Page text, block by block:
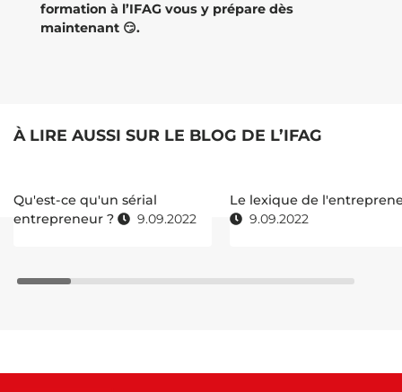
formation à l’IFAG vous y prépare dès
maintenant 😏.
À LIRE AUSSI SUR LE BLOG DE L’IFAG
Qu'est-ce qu'un sérial
entrepreneur ?
9.09.2022
Le lexique de
9.09.2022